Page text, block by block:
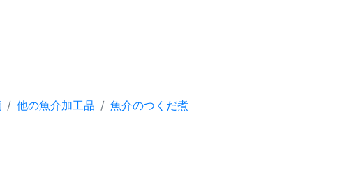
他の魚介加工品 魚介のつくだ煮